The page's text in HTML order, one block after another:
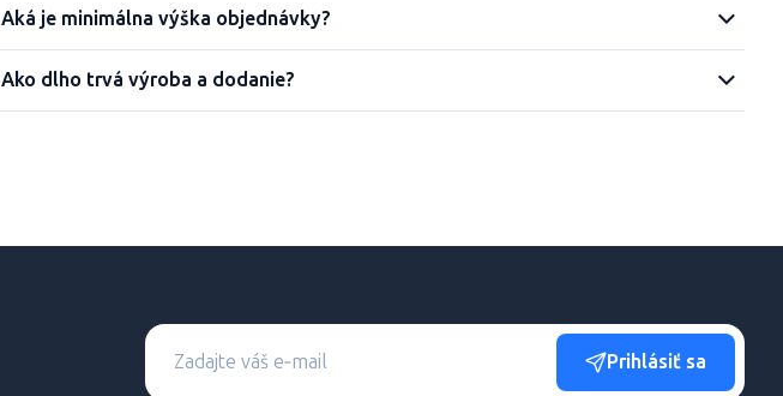
Aká je minimálna výška objednávky?
Ako dlho trvá výroba a dodanie?
Prihlásiť sa